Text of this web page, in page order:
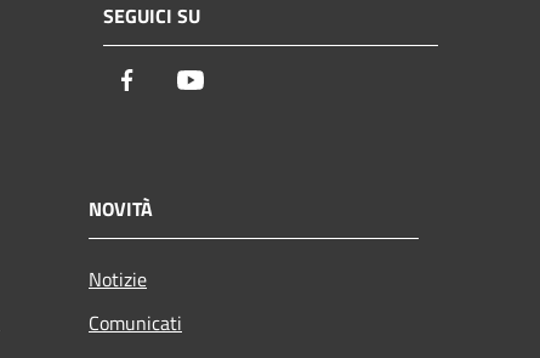
SEGUICI SU
Facebook
NOVITÀ
Notizie
Comunicati